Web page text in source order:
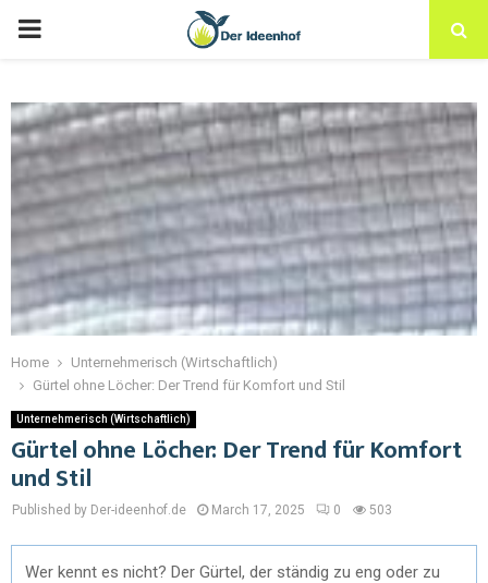
Home
Unternehmerisch (Wirtschaftlich)
Gürtel ohne Löcher: Der Trend für Komfort und Stil
Unternehmerisch (Wirtschaftlich)
Gürtel ohne Löcher: Der Trend für Komfort
und Stil
Published by Der-ideenhof.de March 17, 2025 0 503
Wer kennt es nicht? Der Gürtel, der ständig zu eng oder zu